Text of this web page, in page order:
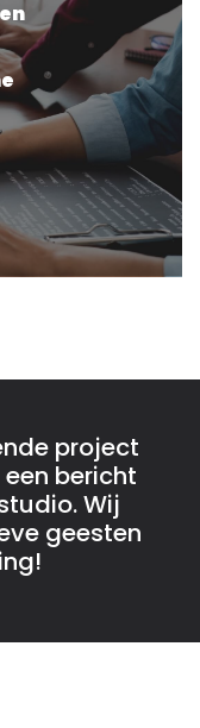
project
bericht
Wij
geesten